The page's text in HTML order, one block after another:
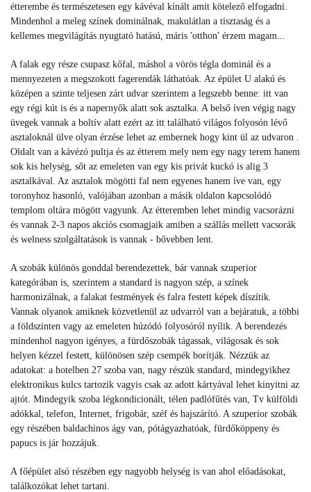
étterembe és természetesen egy kávéval kínált amit kötelező elfogadni.
Mindenhol a meleg színek dominálnak, makulátlan a tisztaság és a
kellemes megvilágítás nyugtató hatású, máris 'otthon' érzem magam...
A falak egy része csupasz kőfal, máshol a vörös tégla dominál és a
mennyezeten a megszokott fagerendák láthatóak. Az épület U alakú és
középen a szinte teljesen zárt udvar szerintem a legszebb benne: itt van
egy régi kút is és a napernyők alatt sok asztalka. A belső íven végig nagy
üvegek vannak a boltív alatt ezért az itt található világos folyosón lévő
asztaloknál ülve olyan érzése lehet az embernek hogy kint ül az udvaron .
Oldalt van a kávézó pultja és az étterem mely nem egy nagy terem hanem
sok kis helység, sőt az emeleten van egy kis privát kuckó is alig 3
asztalkával. Az asztalok mögötti fal nem egyenes hanem íve van, egy
toronyhoz hasonló, valójában azonban a másik oldalon kapcsolódó
templom oltára mögött vagyunk. Az étteremben lehet mindig vacsorázni
és vannak 2-3 napos akciós csomagjaik amiben a szállás mellett vacsorák
és welness szolgáltatások is vannak - bővebben lent.
A szobák különös gonddal berendezettek, bár vannak szuperior
kategórában is, szerintem a standard is nagyon szép, a színek
harmonizálnak, a falakat festmények és falra festett képek díszítik.
Vannak olyanok amiknek közvetlenül az udvarról van a bejáratuk, a többi
a földszinten vagy az emeleten húzódó folyosóról nyílik. A berendezés
mindenhol nagyon igényes, a fürdőszobák tágassak, világosak és sok
helyen kézzel festett, különösen szép csempék borítják. Nézzük az
adatokat: a hotelben 27 szoba van, nagy részük standard, mindegyikhez
elektronikus kulcs tartozik vagyis csak az adott kártyával lehet kinyitni az
ajtót. Mindegyik szoba légkondicionált, télen padlófűtés van, Tv külföldi
adókkal, telefon, Internet, frigobár, széf és hajszárító. A szuperior szobák
egy részében baldachinos ágy van, pótágyazhatóak, fürdőköppeny és
papucs is jár hozzájuk.
A főépület alsó részében egy nagyobb helység is van ahol előadásokat,
találkozókat lehet tartani.